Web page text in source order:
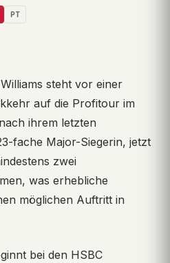
PT
steht vor einer
auf die Profitour im
ihrem letzten
fache Major-Siegerin, jetzt
zwei
was erhebliche
möglichen Auftritt in
bei den HSBC